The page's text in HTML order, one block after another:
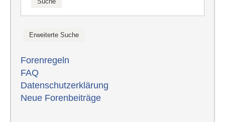
Forenregeln
FAQ
Datenschutzerklärung
Neue Forenbeiträge